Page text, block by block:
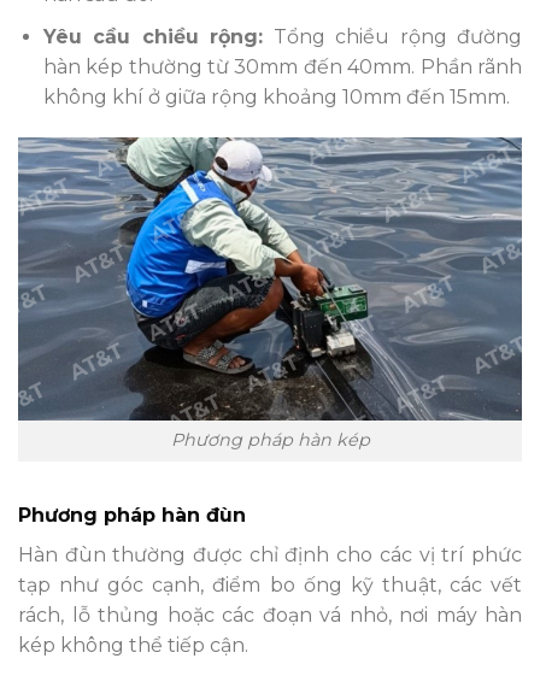
Yêu cầu chiều rộng: Tổng chiều rộng đường
hàn kép thường từ 30mm đến 40mm. Phần rãnh
không khí ở giữa rộng khoảng 10mm đến 15mm.
Phương pháp hàn kép
Phương pháp hàn đùn
Hàn đùn thường được chỉ định cho các vị trí phức
tạp như góc cạnh, điểm bo ống kỹ thuật, các vết
rách, lỗ thủng hoặc các đoạn vá nhỏ, nơi máy hàn
kép không thể tiếp cận.